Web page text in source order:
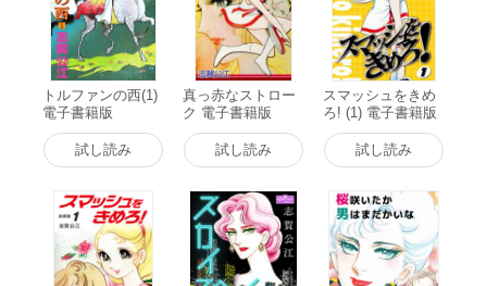
トルファンの西(1)
電子書籍版
試し読み
真っ赤なストロー
ク 電子書籍版
試し読み
スマッシュをきめ
ろ! (1) 電子書籍版
試し読み